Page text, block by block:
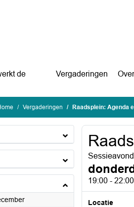
de
Vergaderingen
Vergaderingen Raadsplein: Agenda
2024
Sessieavond
19:00 - 22:00
Locatie